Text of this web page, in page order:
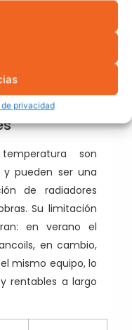
privacidad
son
pueden ser una
de radiadores
Su limitación
en verano el
en cambio,
mismo equipo, lo
rentables a largo